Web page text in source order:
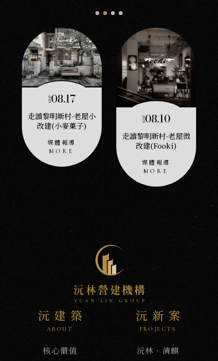
沅
新
訊
NEWS
202408.17
走讀黎明新村-老屋小
改建(小麥菓子)
媒體報導
202408.10
走讀黎明新村-老屋微
改建(Fooki)
媒體報導
沅建築
ABOUT
核心價值
沅新案
PROJECTS
沅林‧清麒